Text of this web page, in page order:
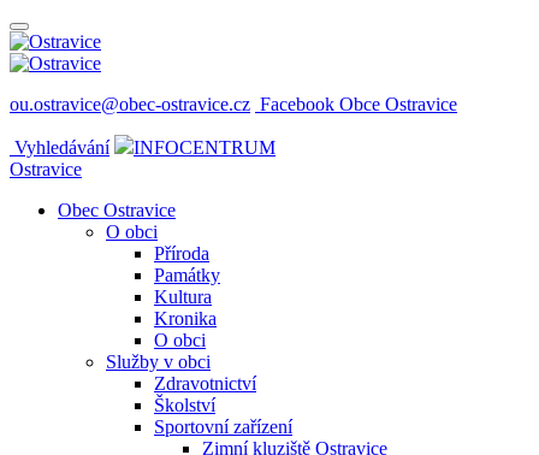
ou.ostravice@obec-ostravice.cz Facebook Obce Ostravice
Vyhledávání
INFOCENTRUM
Ostravice
Obec Ostravice
O obci
Příroda
Památky
Kultura
Kronika
O obci
Služby v obci
Zdravotnictví
Školství
Sportovní zařízení
Zimní kluziště Ostravice